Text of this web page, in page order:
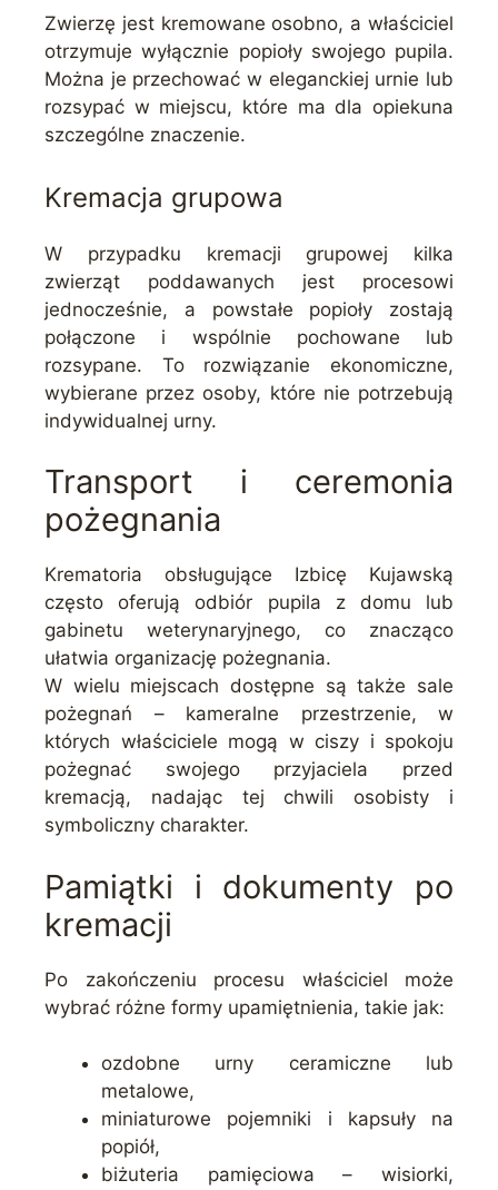
Zwierzę jest kremowane osobno, a właściciel
otrzymuje wyłącznie popioły swojego pupila.
Można je przechować w eleganckiej urnie lub
rozsypać w miejscu, które ma dla opiekuna
szczególne znaczenie.
Kremacja grupowa
W przypadku kremacji grupowej kilka
zwierząt poddawanych jest procesowi
jednocześnie, a powstałe popioły zostają
połączone i wspólnie pochowane lub
rozsypane. To rozwiązanie ekonomiczne,
wybierane przez osoby, które nie potrzebują
indywidualnej urny.
Transport i ceremonia
pożegnania
Krematoria obsługujące Izbicę Kujawską
często oferują odbiór pupila z domu lub
gabinetu weterynaryjnego, co znacząco
ułatwia organizację pożegnania.
W wielu miejscach dostępne są także sale
pożegnań – kameralne przestrzenie, w
których właściciele mogą w ciszy i spokoju
pożegnać swojego przyjaciela przed
kremacją, nadając tej chwili osobisty i
symboliczny charakter.
Pamiątki i dokumenty po
kremacji
Po zakończeniu procesu właściciel może
wybrać różne formy upamiętnienia, takie jak:
ozdobne urny ceramiczne lub
metalowe,
miniaturowe pojemniki i kapsuły na
popiół,
biżuteria pamięciowa – wisiorki,